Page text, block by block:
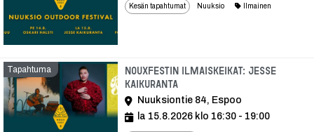
Kesän tapahtumat Nuuksio Ilmainen
Tapahtuma
Nouxfestin ilmaiskeikat: Jesse
Kaikuranta
Nuuksiontie 84, Espoo
la 15.8.2026 klo 16:30 - 19:00